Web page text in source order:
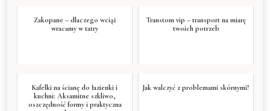
Zakopane – dlaczego wciąż
wracamy w tatry
Transtom vip – transport na miarę
twoich potrzeb
Kafelki na ścianę do łazienki i
kuchni: Aksamitne szkliwo,
oszczędność formy i praktyczna
Jak walczyć z problemami skórnymi?